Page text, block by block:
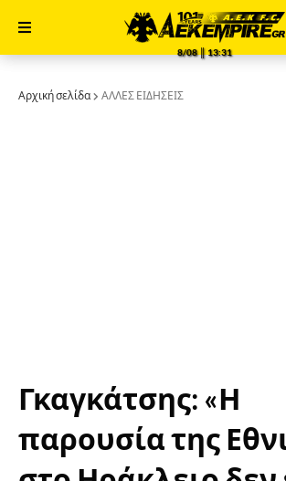
8/08 ║ 13:31
Αρχική σελίδα ΑΛΛΕΣ ΕΙΔΗΣΕΙΣ
Γκαγκάτσης: «Η
παρουσία της